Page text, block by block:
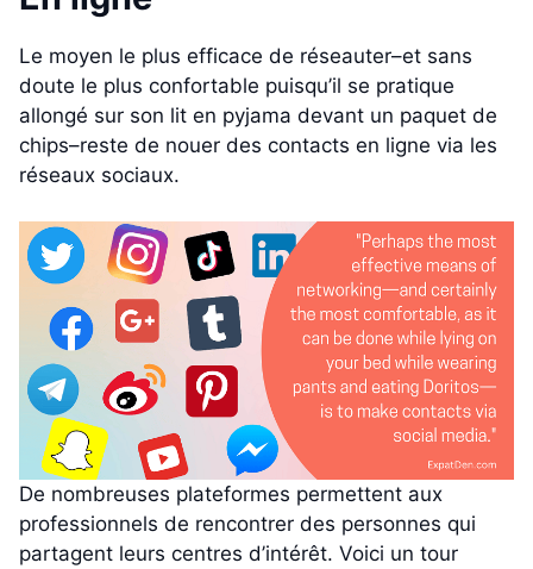
Le moyen le plus efficace de réseauter–et sans
doute le plus confortable puisqu’il se pratique
allongé sur son lit en pyjama devant un paquet de
chips–reste de nouer des contacts en ligne via les
réseaux sociaux.
De nombreuses plateformes permettent aux
professionnels de rencontrer des personnes qui
partagent leurs centres d’intérêt. Voici un tour